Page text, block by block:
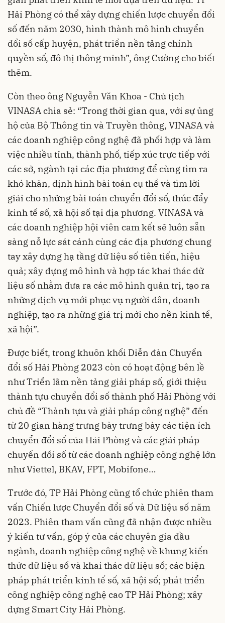
Hải Phòng có thể xây dựng chiến lược chuyển đổi
số đến năm 2030, hình thành mô hình chuyển
đổi số cấp huyện, phát triển nền tảng chính
quyền số, đô thị thông minh”, ông Cường cho biết
thêm.
Còn theo ông Nguyễn Văn Khoa - Chủ tịch
VINASA chia sẻ: “Trong thời gian qua, với sự ủng
hộ của Bộ Thông tin và Truyền thông, VINASA và
các doanh nghiệp công nghệ đã phối hợp và làm
việc nhiều tỉnh, thành phố, tiếp xúc trực tiếp với
các sở, ngành tại các địa phương để cùng tìm ra
khó khăn, định hình bài toán cụ thể và tìm lời
giải cho những bài toán chuyển đổi số, thúc đẩy
kinh tế số, xã hội số tại địa phương. VINASA và
các doanh nghiệp hội viên cam kết sẽ luôn sẵn
sàng nỗ lực sát cánh cùng các địa phương chung
tay xây dựng hạ tầng dữ liệu số tiên tiến, hiệu
quả; xây dựng mô hình và hợp tác khai thác dữ
liệu số nhằm đưa ra các mô hình quản trị, tạo ra
những dịch vụ mới phục vụ người dân, doanh
nghiệp, tạo ra những giá trị mới cho nền kinh tế,
xã hội”.
Được biết, trong khuôn khổi Diễn đàn Chuyển
đổi số Hải Phòng 2023 còn có hoạt động bên lề
như Triển lãm nền tảng giải pháp số, giới thiệu
thành tựu chuyển đổi số thành phố Hải Phòng với
chủ đề “Thành tựu và giải pháp công nghệ” đến
từ 20 gian hàng trưng bày trưng bày các tiện ích
chuyển đổi số của Hải Phòng và các giải pháp
chuyển đổi số từ các doanh nghiệp công nghệ lớn
như Viettel, BKAV, FPT, Mobifone…
Trước đó, TP Hải Phòng cũng tổ chức phiên tham
vấn Chiến lược Chuyển đổi số và Dữ liệu số năm
2023. Phiên tham vấn cũng đã nhận được nhiều
ý kiến tư vấn, góp ý của các chuyên gia đầu
ngành, doanh nghiệp công nghệ về khung kiến
thức dữ liệu số và khai thác dữ liệu số; các biện
pháp phát triển kinh tế số, xã hội số; phát triển
công nghiệp công nghệ cao TP Hải Phòng; xây
dựng Smart City Hải Phòng.